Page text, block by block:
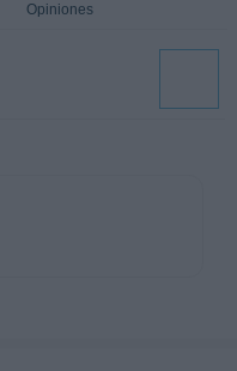
Opiniones